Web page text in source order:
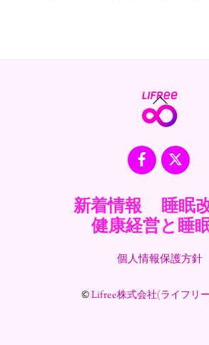
Back
To
Facebook
X
新着情報
睡眠
健康経営と睡
個人情報保護方針
©Lifree株式会社(ライフリ